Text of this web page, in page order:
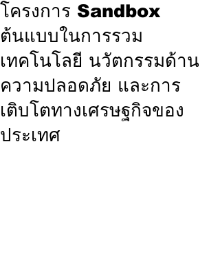
โครงการ Sandbox
ต้นแบบในการรวม
เทคโนโลยี นวัตกรรมด้าน
ความปลอดภัย และการ
เติบโตทางเศรษฐกิจของ
ประเทศ